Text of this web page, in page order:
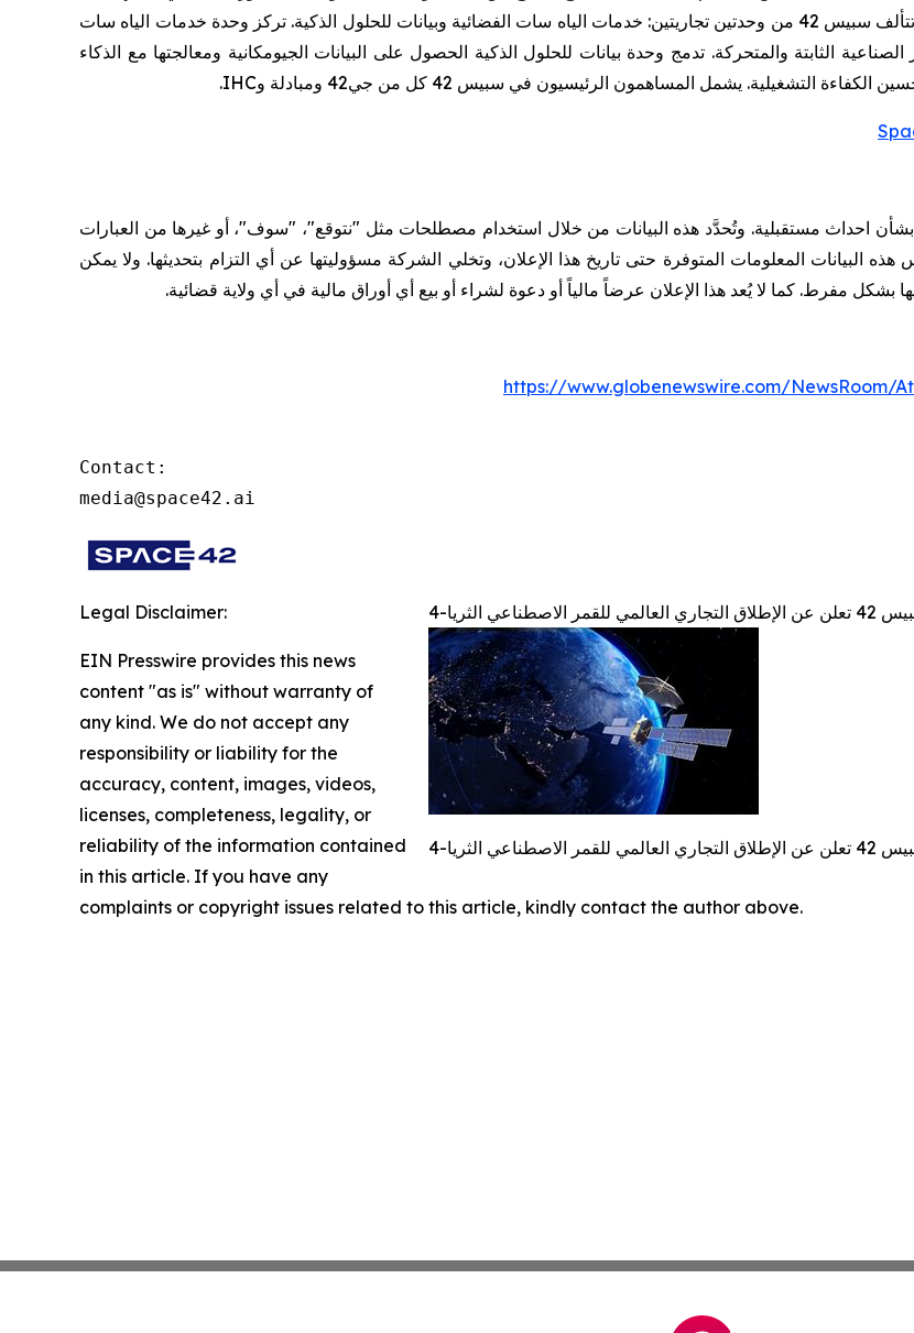
تتألف سبيس 42 من وحدتين تجاريتين: خدمات الياه سات الفضائية وبيانات للحلول الذكية . تركز وحدة خدمات الياه سات
الثابتة والمتحركة. تدمج وحدة بيانات للحلول الذكية الحصول على البيانات الجيومكانية ومعالجتها مع الذكاء
الكفاءة التشغيلية. يشمل المساهمون الرئيسيون في سبيس 42 كل من جي42 ومبادلة و IHC
.
بشأن احداث مستقبلية. وتُحدَّد هذه البيانات من خلال استخدام مصطلحات مثل "نتوقع"، "سوف"، أو غيرها من العبارات
هذه البيانات المعلومات المتوفرة حتى تاريخ هذا الإعلان، وتخلي الشركة مسؤوليتها عن أي التزام بتحديثها. ولا يمكن
بشكل مفرط. كما لا يُعد هذا الإعلان عرضاً مالياً أو دعوة لشراء أو بيع أي أوراق مالية في أي ولاية قضائية.
https://www.globenewswire.com/NewsRoom/
Contact:
media@space42.ai
4
4
Legal Disclaimer:
EIN Presswire provides this news
content "as is" without warranty of
any kind. We do not accept any
responsibility or liability for the
accuracy, content, images, videos,
licenses, completeness, legality, or
reliability of the information contained
in this article. If you have any
complaints or copyright issues related to this article, kindly contact the author above.